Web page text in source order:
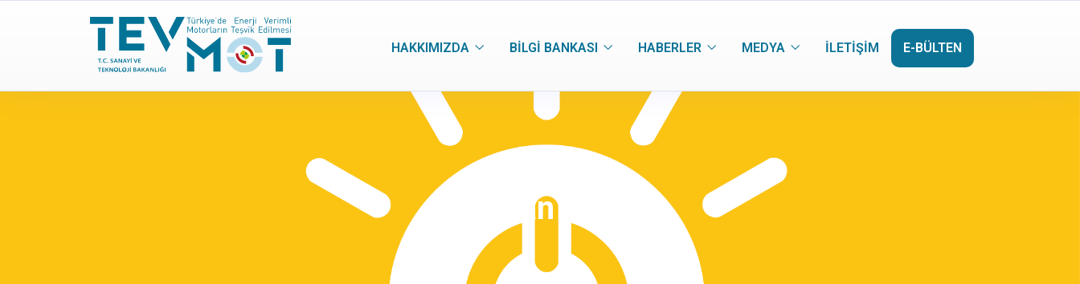
HAKKIMIZDA BILGI BANKASI HABERLER MEDYA İLETIŞIM E-BÜLTEN
Haziran 2022